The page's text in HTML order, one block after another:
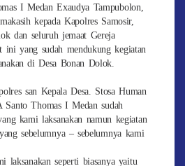
I Medan Exaudya Tampubolon,
kepada Kapolres Samosir,
dan seluruh jemaat Gereja
ini yang sudah mendukung kegiatan
di Desa Bonan Dolok.
san Kepala Desa. Stosa Human
Thomas I Medan sudah
kami laksanakan namun kegiatan
sebelumnya – sebelumnya kami
laksanakan seperti biasanya yaitu